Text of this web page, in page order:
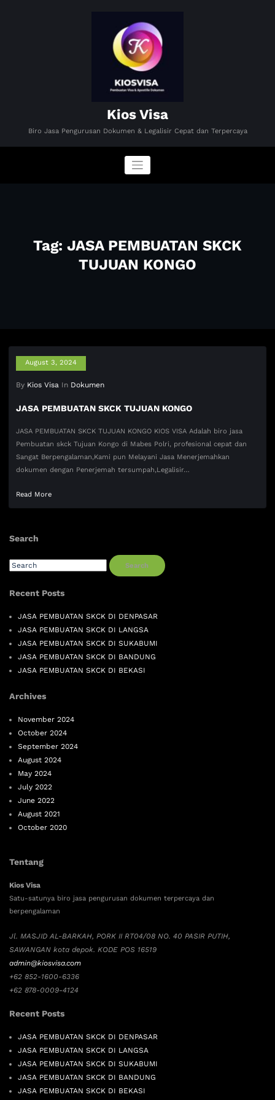
Kios Visa
Biro Jasa Pengurusan Dokumen & Legalisir Cepat dan Terpercaya
Tag: JASA PEMBUATAN SKCK
TUJUAN KONGO
August 3, 2024
By Kios Visa In Dokumen
JASA PEMBUATAN SKCK TUJUAN KONGO
JASA PEMBUATAN SKCK TUJUAN KONGO KIOS VISA Adalah biro jasa
Pembuatan skck Tujuan Kongo di Mabes Polri, profesional cepat dan
Sangat Berpengalaman,Kami pun Melayani Jasa Menerjemahkan
dokumen dengan Penerjemah tersumpah,Legalisir…
Read More
Search
Search
Recent Posts
JASA PEMBUATAN SKCK DI DENPASAR
JASA PEMBUATAN SKCK DI LANGSA
JASA PEMBUATAN SKCK DI SUKABUMI
JASA PEMBUATAN SKCK DI BANDUNG
JASA PEMBUATAN SKCK DI BEKASI
Archives
November 2024
October 2024
September 2024
August 2024
May 2024
July 2022
June 2022
August 2021
October 2020
Tentang
Kios Visa
Satu-satunya biro jasa pengurusan dokumen terpercaya dan
berpengalaman
Jl. MASJID AL-BARKAH, PORK II RT04/08 NO. 40 PASIR PUTIH,
SAWANGAN kota depok. KODE POS 16519
admin@kiosvisa.com
+62 852-1600-6336
+62 878-0009-4124
Recent Posts
JASA PEMBUATAN SKCK DI DENPASAR
JASA PEMBUATAN SKCK DI LANGSA
JASA PEMBUATAN SKCK DI SUKABUMI
JASA PEMBUATAN SKCK DI BANDUNG
JASA PEMBUATAN SKCK DI BEKASI